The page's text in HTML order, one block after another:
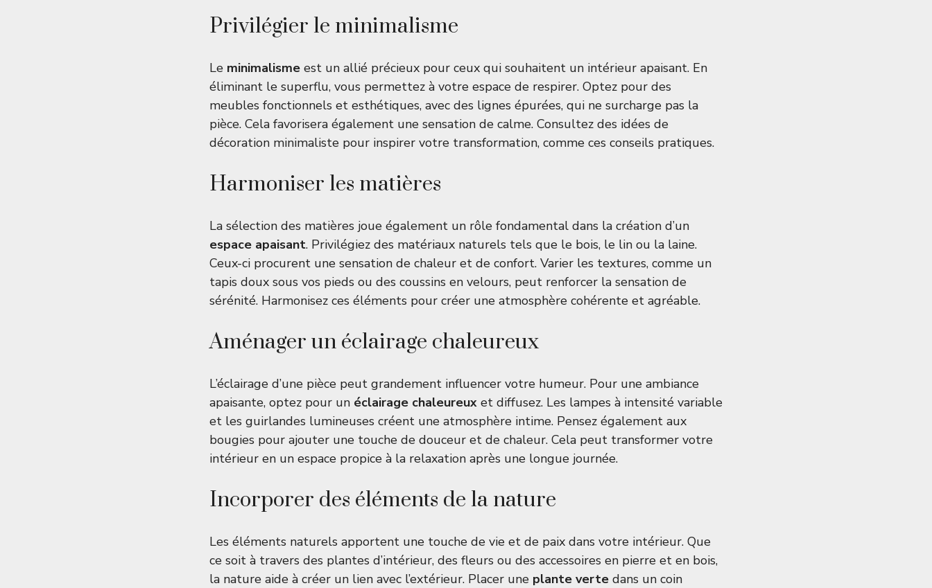
Privilégier le minimalisme
Le minimalisme est un allié précieux pour ceux qui souhaitent un intérieur apaisant. En
éliminant le superflu, vous permettez à votre espace de respirer. Optez pour des
meubles fonctionnels et esthétiques, avec des lignes épurées, qui ne surcharge pas la
pièce. Cela favorisera également une sensation de calme. Consultez des idées de
décoration minimaliste pour inspirer votre transformation, comme ces conseils pratiques.
Harmoniser les matières
La sélection des matières joue également un rôle fondamental dans la création d’un
espace apaisant. Privilégiez des matériaux naturels tels que le bois, le lin ou la laine.
Ceux-ci procurent une sensation de chaleur et de confort. Varier les textures, comme un
tapis doux sous vos pieds ou des coussins en velours, peut renforcer la sensation de
sérénité. Harmonisez ces éléments pour créer une atmosphère cohérente et agréable.
Aménager un éclairage chaleureux
L’éclairage d’une pièce peut grandement influencer votre humeur. Pour une ambiance
apaisante, optez pour un éclairage chaleureux et diffusez. Les lampes à intensité variable
et les guirlandes lumineuses créent une atmosphère intime. Pensez également aux
bougies pour ajouter une touche de douceur et de chaleur. Cela peut transformer votre
intérieur en un espace propice à la relaxation après une longue journée.
Incorporer des éléments de la nature
Les éléments naturels apportent une touche de vie et de paix dans votre intérieur. Que
ce soit à travers des plantes d’intérieur, des fleurs ou des accessoires en pierre et en bois,
la nature aide à créer un lien avec l’extérieur. Placer une plante verte dans un coin